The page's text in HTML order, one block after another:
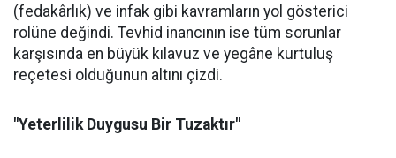
(fedakârlık) ve infak gibi kavramların yol gösterici
rolüne değindi. Tevhid inancının ise tüm sorunlar
karşısında en büyük kılavuz ve yegâne kurtuluş
reçetesi olduğunun altını çizdi.
"Yeterlilik Duygusu Bir Tuzaktır"